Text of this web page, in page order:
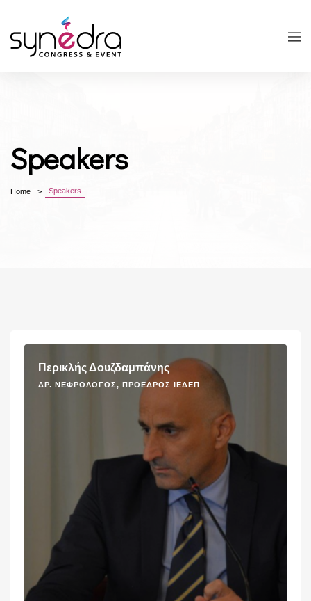
Speakers
Home Speakers
Περικλής Δουζδαμπάνης
ΔΡ. ΝΕΦΡΟΛΌΓΟΣ, ΠΡΌΕΔΡΟΣ ΙΕΔΕΠ